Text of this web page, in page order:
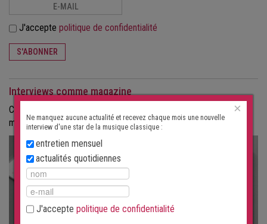
J'accepte politique de confidentialité
S'ABONNER
Interviews comme magazine
Commandez les interviews au format papier, sous forme de
magazine.
×
Ne manquez aucune actualité et recevez chaque mois une nouvelle
interview d'une star de la musique classique :
entretien mensuel
actualités quotidiennes
J'accepte politique de confidentialité